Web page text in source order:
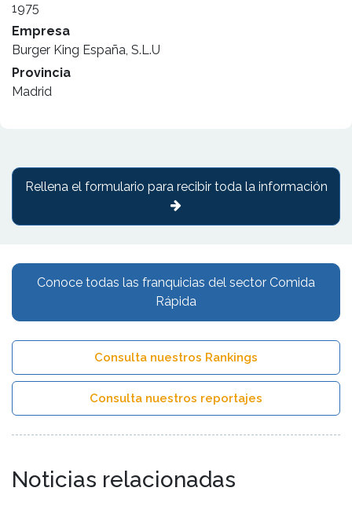
1975
Empresa
Burger King España, S.L.U
Provincia
Madrid
Conoce todas las franquicias del sector Comida
Rápida
Consulta nuestros Rankings
Consulta nuestros reportajes
Noticias relacionadas